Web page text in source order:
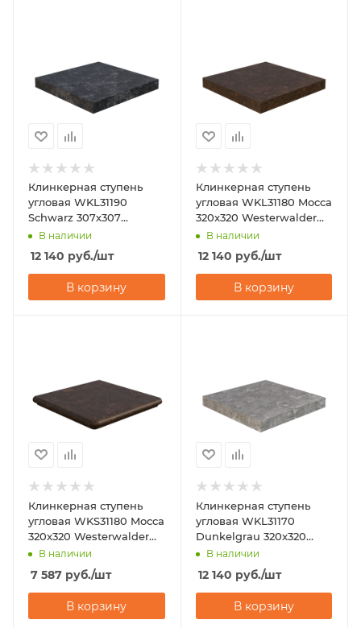
Клинкерная ступень
угловая WKL31190
Schwarz 307х307
Westerwalder Klinker
В наличии
12 140 руб./шт
В корзину
Клинкерная ступень
угловая WKL31180 Mocca
320x320 Westerwalder
Klinker
В наличии
12 140 руб./шт
В корзину
Клинкерная ступень
угловая WKS31180 Mocca
320x320 Westerwalder
Klinker
В наличии
7 587 руб./шт
В корзину
Клинкерная ступень
угловая WKL31170
Dunkelgrau 320x320
Westerwalder Klinker
В наличии
12 140 руб./шт
В корзину